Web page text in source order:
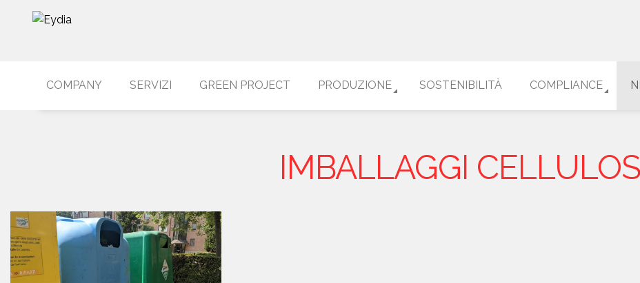
COMPANY SERVIZI GREEN PROJECT PRODUZIONE SOSTENIBILITÀ COMPLIANCE
IMBALLAGGI